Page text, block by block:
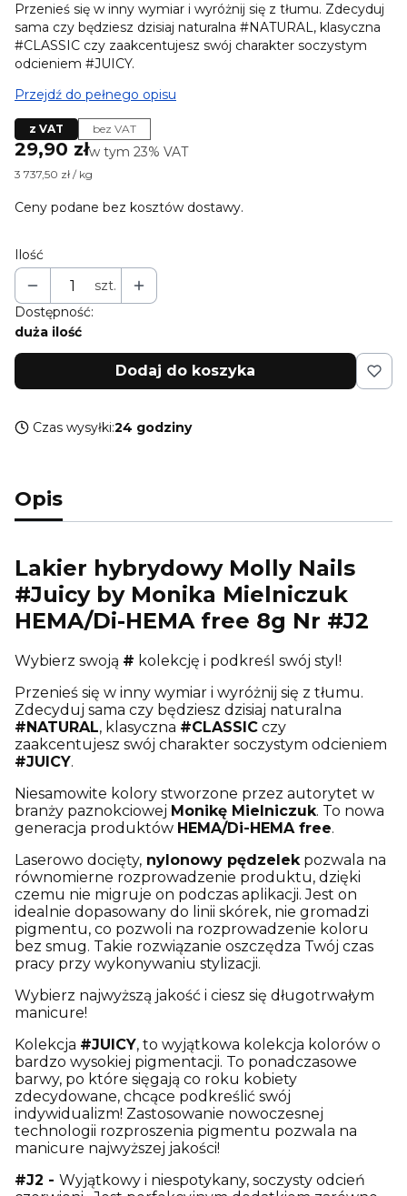
Przenieś się w inny wymiar i wyróżnij się z tłumu. Zdecyduj
sama czy będziesz dzisiaj naturalna #NATURAL, klasyczna
#CLASSIC czy zaakcentujesz swój charakter soczystym
odcieniem #JUICY.
Przejdź do pełnego opisu
z VAT bez VAT
Cena
29,90 złw tym 23% VAT
w tym 23% VAT
3 737,50 zł / kg
Ceny podane bez kosztów dostawy.
Ilość
szt.
Dostępność:
duża ilość
Dodaj do koszyka
Czas wysyłki:24 godziny
Opis
Lakier hybrydowy Molly Nails
#Juicy by Monika Mielniczuk
HEMA/Di-HEMA free 8g Nr #J2
Wybierz swoją # kolekcję i podkreśl swój styl!
Przenieś się w inny wymiar i wyróżnij się z tłumu.
Zdecyduj sama czy będziesz dzisiaj naturalna
#NATURAL, klasyczna #CLASSIC czy
zaakcentujesz swój charakter soczystym odcieniem
#JUICY.
Niesamowite kolory stworzone przez autorytet w
branży paznokciowej Monikę Mielniczuk. To nowa
generacja produktów HEMA/Di-HEMA free.
Laserowo docięty, nylonowy pędzelekpozwala na
równomierne rozprowadzenie produktu, dzięki
czemu nie migruje on podczas aplikacji. Jest on
idealnie dopasowany do linii skórek, nie gromadzi
pigmentu, co pozwoli na rozprowadzenie koloru
bez smug. Takie rozwiązanie oszczędza Twój czas
pracy przy wykonywaniu stylizacji.
Wybierz najwyższą jakość i ciesz się długotrwałym
manicure!
Kolekcja #JUICY, to wyjątkowa kolekcja kolorów o
bardzo wysokiej pigmentacji. To ponadczasowe
barwy, po które sięgają co roku kobiety
zdecydowane, chcące podkreślić swój
indywidualizm! Zastosowanie nowoczesnej
technologii rozproszenia pigmentu pozwala na
manicure najwyższej jakości!
#J2 - Wyjątkowy i niespotykany, soczysty odcień